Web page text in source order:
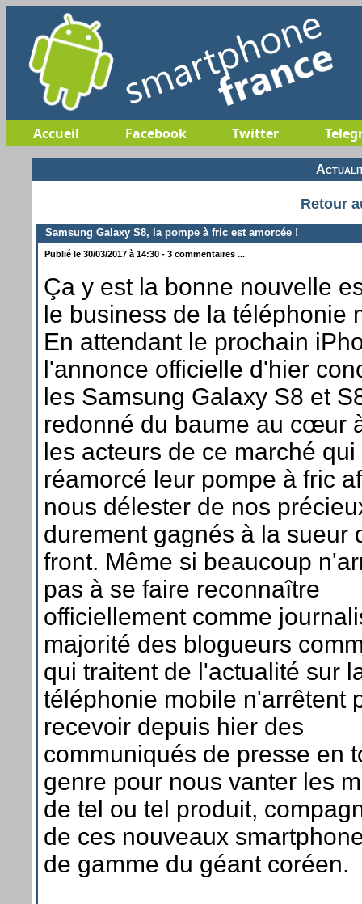
Accueil Facebook Twitter
Retour
Samsung Galaxy S8, la pompe à fric est amorcée !
Publié le 30/03/2017 à 14:30 - 3 commentaires ...
Ça y est la bonne nouvelle
le business de la téléphonie
En attendant le prochain
l'annonce officielle d'hier
les Samsung Galaxy S8 et
redonné du baume au cœur
les acteurs de ce marché qui
réamorcé leur pompe à fric
nous délester de nos
durement gagnés à la sueur
front. Même si beaucoup
pas à se faire reconnaître
officiellement comme
majorité des blogueurs
qui traitent de l'actualité sur
téléphonie mobile n'arrêtent
recevoir depuis hier des
communiqués de presse en
genre pour nous vanter les
de tel ou tel produit,
de ces nouveaux
de gamme du géant coréen.